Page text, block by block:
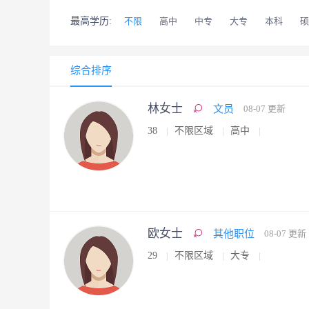
最高学历: 不限 高中 中专 大专 本科
综合排序
林女士 文员 08-07 更新
38 不限区域 高中
欧女士 其他职位 08-07 更新
29 不限区域 大专